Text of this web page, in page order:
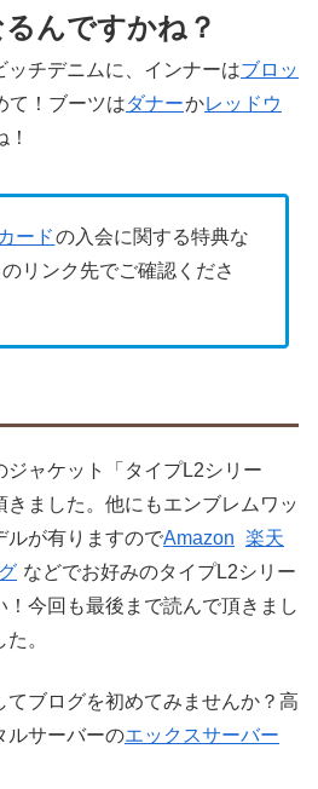
んですかね？
ッチデニムに、インナーはブロッ
て！ブーツはダナーかレッドウ
ードの入会に関する特典な
リンク先でご確認くださ
ャケット「タイプL2シリー
きました。他にもエンブレムワッ
ルが有りますのでAmazon 楽天
などでお好みのタイプL2シリー
！今回も最後まで読んで頂きまし
。
てブログを初めてみませんか？高
ルサーバーのエックスサーバー